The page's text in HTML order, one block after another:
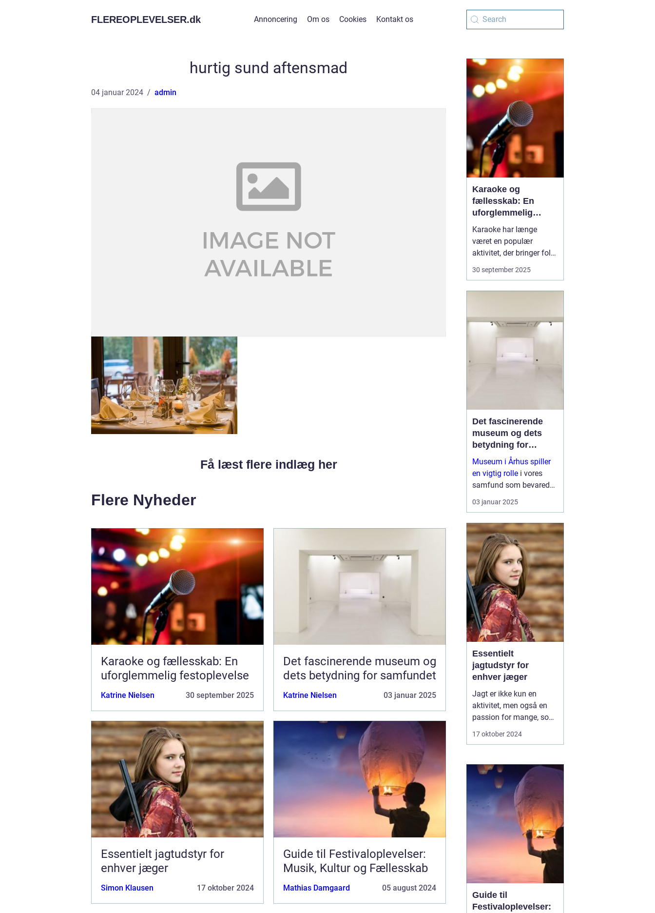
FLEREOPLEVELSER.dk Annoncering Om os Cookies Kontakt os
hurtig sund aftensmad
04 januar 2024 admin
Få læst flere indlæg her
Flere Nyheder
Karaoke og fællesskab: En
uforglemmelig festoplevelse
Katrine Nielsen 30 september 2025
Det fascinerende museum og
dets betydning for samfundet
Katrine Nielsen 03 januar 2025
Essentielt jagtudstyr for
enhver jæger
Simon Klausen 17 oktober 2024
Guide til Festivaloplevelser:
Musik, Kultur og Fællesskab
Mathias Damgaard 05 august 2024
Karaoke og
fællesskab: En
uforglemmelig
festoplevelse
Karaoke har længe
været en populær
aktivitet, der bringer folk
sammen gennem sang
og musik. Det er ikke kun
skabe minder og styrke
båndene mellem
30 september 2025
Det fascinerende
museum og dets
betydning for
samfundet
Museum i Århus spiller
en vigtig rolle i vores
samfund som bevarede
skatte af kultur, historie
og natur. De fungerer
og er brobyggere mellem
fortid...
03 januar 2025
Essentielt
jagtudstyr for
enhver jæger
Jagt er ikke kun en
aktivitet, men også en
passion for mange, som
kræver det rette udstyr
oplevelse. Gennem tiden
har jagtudstyret udviklet
sig med teknologi og
innovation, hvilket giv...
17 oktober 2024
Guide til
Festivaloplevelser: